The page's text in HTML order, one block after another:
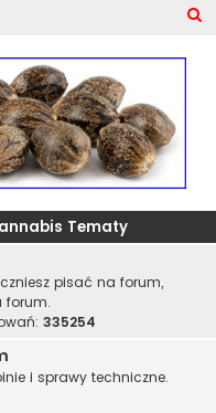
Tematy
pisać na forum,
forum.
335254
i sprawy techniczne.